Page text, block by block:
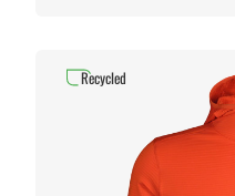
Recycled